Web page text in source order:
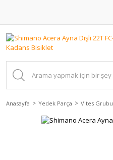
Anasayfa Yedek Parça Vites Grubu